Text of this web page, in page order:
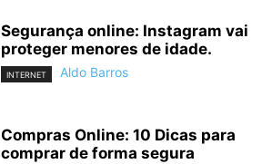
Segurança online: Instagram vai
proteger menores de idade.
INTERNET Aldo Barros
Compras Online: 10 Dicas para
comprar de forma segura